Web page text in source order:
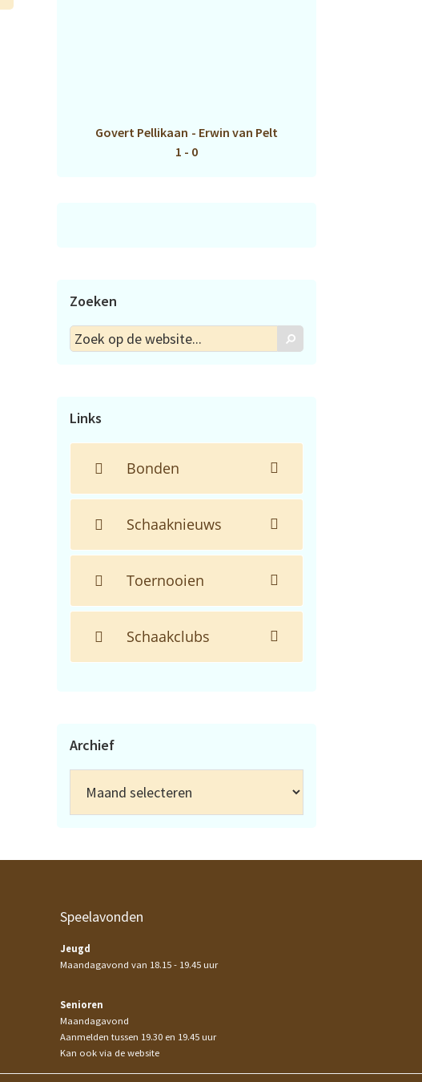
Govert Pellikaan - Erwin van Pelt
1 - 0
Zoeken
Zoek
op
Zoek
Links
Bonden
Schaaknieuws
Toernooien
Schaakclubs
Archief
Speelavonden
Jeugd
Maandagavond van 18.15 - 19.45 uur
Senioren
Maandagavond
Aanmelden tussen 19.30 en 19.45 uur
Kan ook via de website